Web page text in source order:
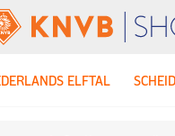
ELFTAL